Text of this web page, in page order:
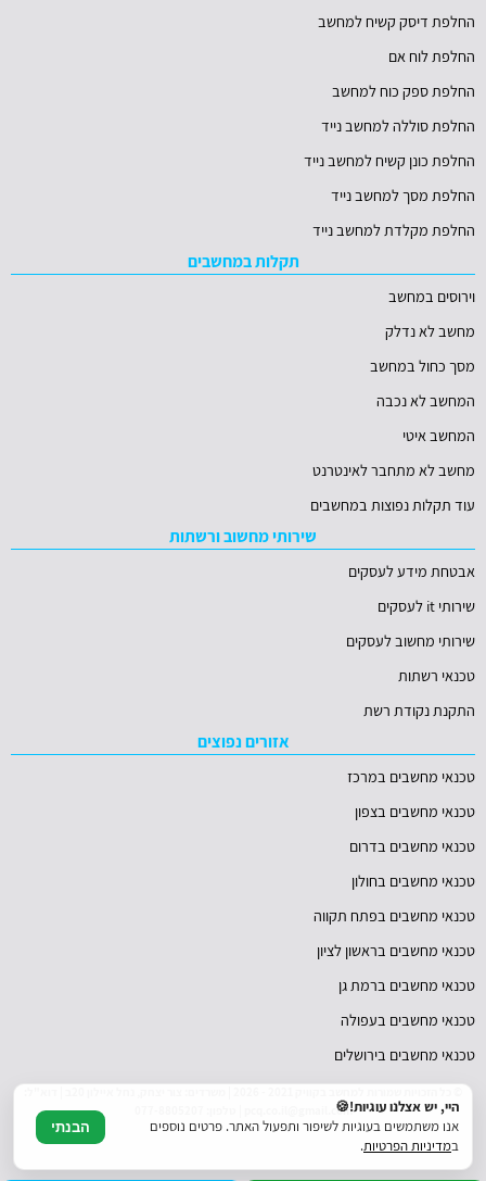
החלפת דיסק קשיח למחשב
החלפת לוח אם
החלפת ספק כוח למחשב
החלפת סוללה למחשב נייד
החלפת כונן קשיח למחשב נייד
החלפת מסך למחשב נייד
החלפת מקלדת למחשב נייד
תקלות במחשבים
וירוסים במחשב
מחשב לא נדלק
מסך כחול במחשב
המחשב לא נכבה
המחשב איטי
מחשב לא מתחבר לאינטרנט
עוד תקלות נפוצות במחשבים
שירותי מחשוב ורשתות
אבטחת מידע לעסקים
שירותי it לעסקים
שירותי מחשוב לעסקים
טכנאי רשתות
התקנת נקודת רשת
אזורים נפוצים
טכנאי מחשבים במרכז
טכנאי מחשבים בצפון
טכנאי מחשבים בדרום
טכנאי מחשבים בחולון
טכנאי מחשבים בפתח תקווה
טכנאי מחשבים בראשון לציון
טכנאי מחשבים ברמת גן
טכנאי מחשבים בעפולה
טכנאי מחשבים בירושלים
pcq.co.il@gmail.com | טלפון: 077-8805207היי, יש אצלנו עוגיות!🍪
אנו משתמשים בעוגיות לשיפור ותפעול האתר. פרטים נוספים
במדיניות הפרטיות.
הבנתי